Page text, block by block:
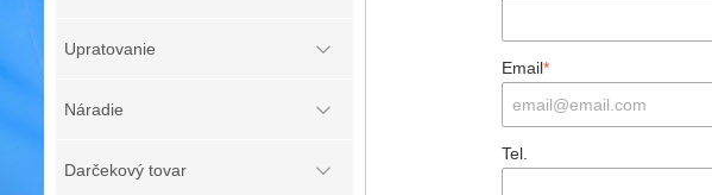
Upratovanie
Náradie
Darčekový tovar
Email*
Tel.